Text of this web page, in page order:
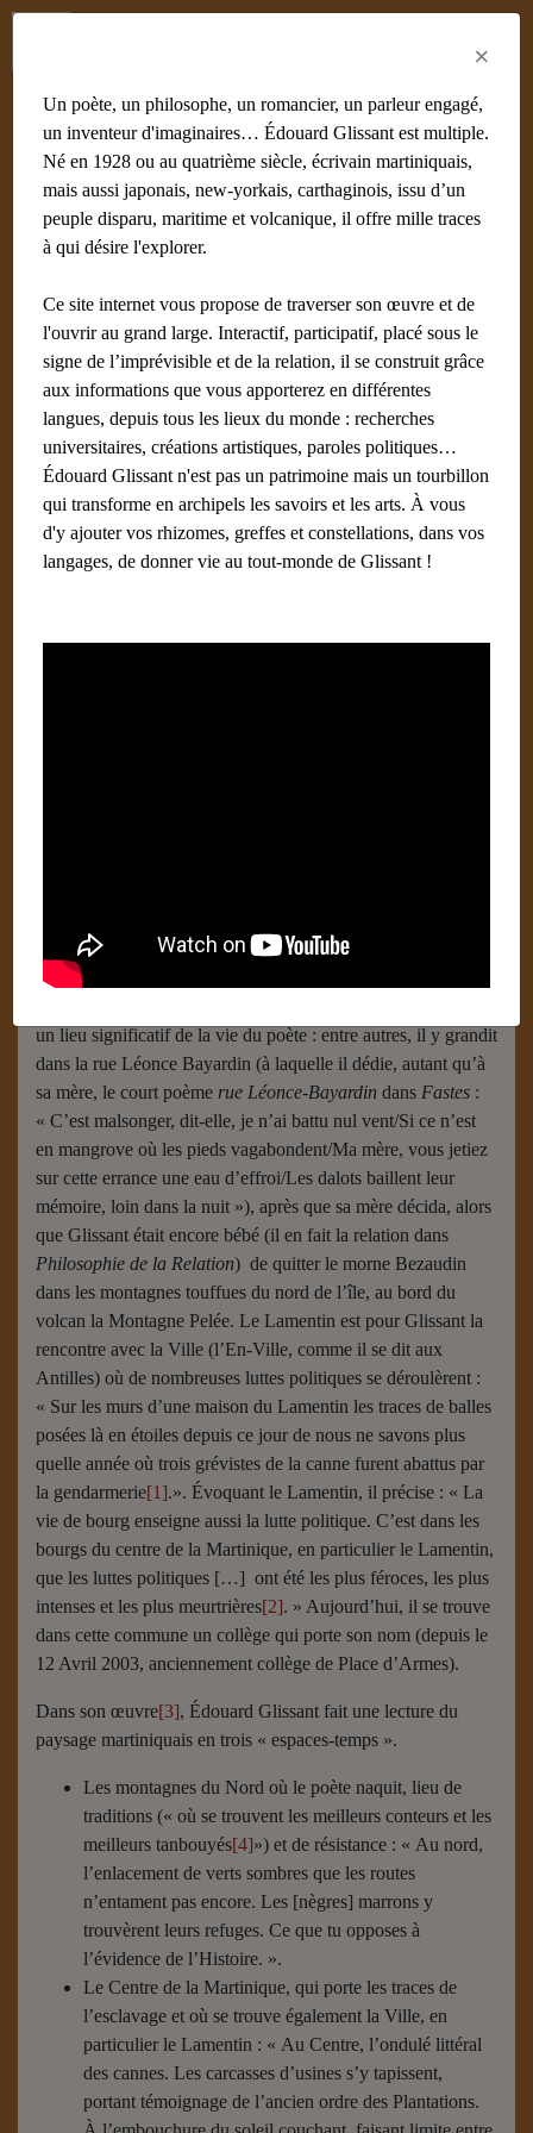
dans lequel il tisse un dialogue avec de nombreux artistes-
plasticiens (Matta, Cardenas, Camacho, Antonio Segui,
un lieu significatif de la vie du poète : entre autres, il y grandit
dans la rue Léonce Bayardin (à laquelle il dédie, autant qu’à
sa mère, le court poème rue Léonce-Bayardin dans Fastes :
« C’est malsonger, dit-elle, je n’ai battu nul vent/Si ce n’est
en mangrove où les pieds vagabondent/Ma mère, vous jetiez
sur cette errance une eau d’effroi/Les dalots baillent leur
mémoire, loin dans la nuit »), après que sa mère décida, alors
que Glissant était encore bébé (il en fait la relation dans
Philosophie de la Relation) de quitter le morne Bezaudin
dans les montagnes touffues du nord de l’île, au bord du
volcan la Montagne Pelée. Le Lamentin est pour Glissant la
rencontre avec la Ville (l’En-Ville, comme il se dit aux
Antilles) où de nombreuses luttes politiques se déroulèrent :
« Sur les murs d’une maison du Lamentin les traces de balles
posées là en étoiles depuis ce jour de nous ne savons plus
quelle année où trois grévistes de la canne furent abattus par
la gendarmerie[1].». Évoquant le Lamentin, il précise : « La
vie de bourg enseigne aussi la lutte politique. C’est dans les
bourgs du centre de la Martinique, en particulier le Lamentin,
que les luttes politiques […] ont été les plus féroces, les plus
intenses et les plus meurtrières[2]. » Aujourd’hui, il se trouve
dans cette commune un collège qui porte son nom (depuis le
12 Avril 2003, anciennement collège de Place d’Armes).
Dans son œuvre[3], Édouard Glissant fait une lecture du
paysage martiniquais en trois « espaces-temps ».
Les montagnes du Nord où le poète naquit, lieu de
traditions (« où se trouvent les meilleurs conteurs et les
meilleurs tanbouyés[4]») et de résistance : « Au nord,
l’enlacement de verts sombres que les routes
n’entament pas encore. Les [nègres] marrons y
trouvèrent leurs refuges. Ce que tu opposes à
l’évidence de l’Histoire. ».
Le Centre de la Martinique, qui porte les traces de
l’esclavage et où se trouve également la Ville, en
particulier le Lamentin : « Au Centre, l’ondulé littéral
des cannes. Les carcasses d’usines s’y tapissent,
portant témoignage de l’ancien ordre des Plantations.
×
Un poète, un philosophe, un romancier, un parleur engagé,
un inventeur d'imaginaires… Édouard Glissant est multiple.
Né en 1928 ou au quatrième siècle, écrivain martiniquais,
mais aussi japonais, new-yorkais, carthaginois, issu d’un
peuple disparu, maritime et volcanique, il offre mille traces
à qui désire l'explorer.
Ce site internet vous propose de traverser son œuvre et de
l'ouvrir au grand large. Interactif, participatif, placé sous le
signe de l’imprévisible et de la relation, il se construit grâce
aux informations que vous apporterez en différentes
langues, depuis tous les lieux du monde : recherches
universitaires, créations artistiques, paroles politiques…
Édouard Glissant n'est pas un patrimoine mais un tourbillon
qui transforme en archipels les savoirs et les arts. À vous
d'y ajouter vos rhizomes, greffes et constellations, dans vos
langages, de donner vie au tout-monde de Glissant !